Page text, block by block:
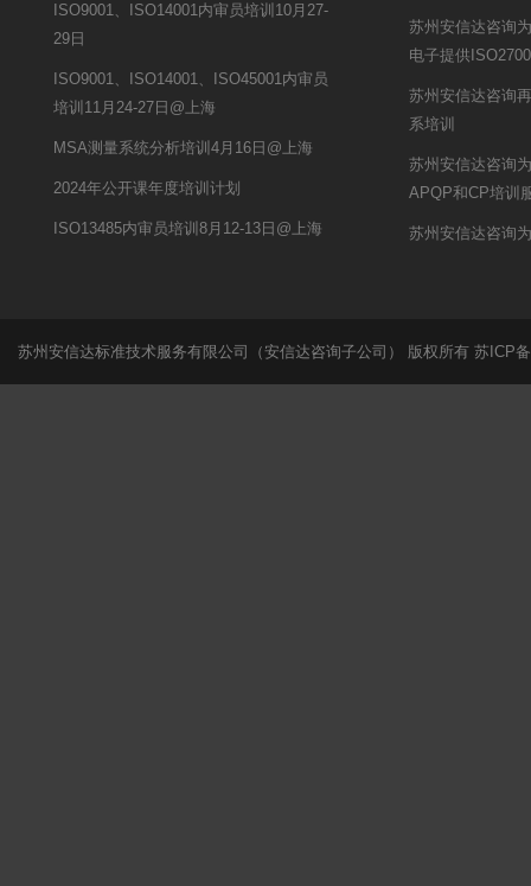
ISO9001、ISO14001内审员培训10月27-
29日
ISO9001、ISO14001、ISO45001内审员
培训11月24-27日@上海
MSA测量系统分析培训4月16日@上海
2024年公开课年度培训计划
ISO13485内审员培训8月12-13日@上海
苏州安信达咨询
电子提供
苏州安信达咨询
系培训
苏州安信达咨询
APQP和CP培训
苏州安信达咨询
苏州安信达标准技术服务有限公司（安信达咨询子公司） 版权所有 苏ICP